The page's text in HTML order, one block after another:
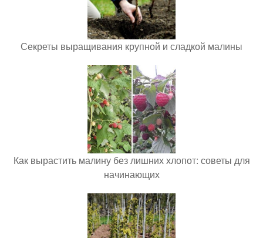
Секреты выращивания крупной и сладкой малины
Как вырастить малину без лишних хлопот: советы для
начинающих